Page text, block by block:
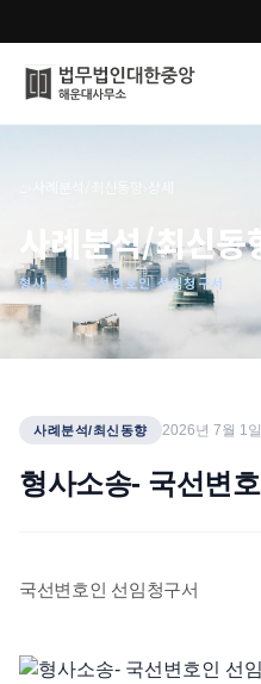
오시는 길
통합검색
업무분야
전체
언론보도
법률서식
사례분석/최신동
형사소송- 국선변호인 선임청구서
사례분석/최신동향 2026년 7월 1일
형사소송- 국선변
국선변호인 선임청구서